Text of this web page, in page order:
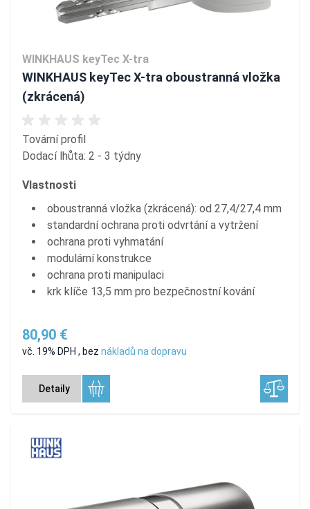
WINKHAUS keyTec X-tra
WINKHAUS keyTec X-tra oboustranná vložka
(zkrácená)
Tovární profil
Dodací lhůta: 2 - 3 týdny
Vlastnosti
oboustranná vložka (zkrácená): od 27,4/27,4 mm
standardní ochrana proti odvrtání a vytržení
ochrana proti vyhmatání
modulární konstrukce
ochrana proti manipulaci
krk klíče 13,5 mm pro bezpečnostní kování
80,90 €
vč. 19% DPH , bez nákladů na dopravu
Detaily